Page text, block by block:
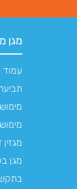
מגן
עמוד
מגזין
מגן